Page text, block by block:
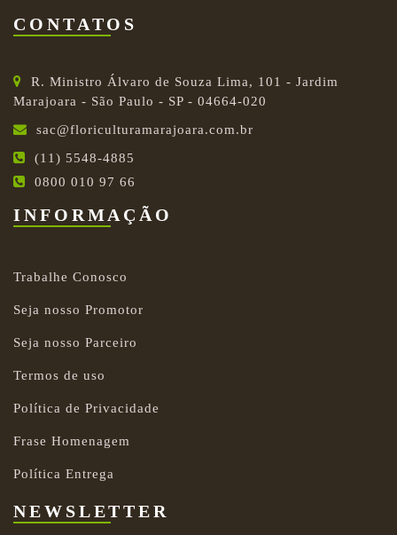
CONTATOS
R. Ministro Álvaro de Souza Lima, 101 - Jardim
Marajoara - São Paulo - SP - 04664-020
sac@floriculturamarajoara.com.br
(11) 5548-4885
0800 010 97 66
INFORMAÇÃO
Trabalhe Conosco
Seja nosso Promotor
Seja nosso Parceiro
Termos de uso
Política de Privacidade
Frase Homenagem
Política Entrega
NEWSLETTER